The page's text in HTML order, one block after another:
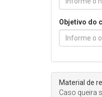
Objetivo do
Material de
Caso queira